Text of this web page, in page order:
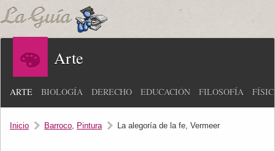
Arte
ARTE BIOLOGÍA DERECHO EDUCACIÓN FILOSOFÍA
Inicio Barroco, Pintura La alegoría de la fe, Vermeer